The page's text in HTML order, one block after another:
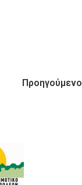
Προηγούμενο